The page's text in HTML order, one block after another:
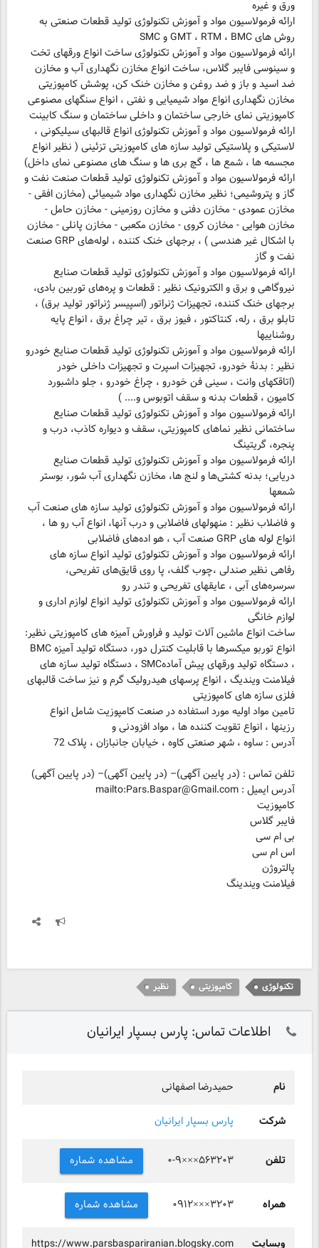
ارائه فرمولاسیون مواد و آموزش تکنولوژی تولید قطعات صنعتی به
ارائه فرمولاسیون مواد و آموزش تکنولوژی ساخت انواع ورقهای تخت
و سینوسی فایبر گلاس، ساخت انواع مخازن نگهداری آب و مخازن
ضد اسید و باز و ضد روغن و مخازن خنک کن، پوشش كامپوزیتی
مخازن نگهداری انواع مواد شیمیایی و نفتی ، انواع سنگهای مصنوعی
ارائه فرمولاسیون مواد و آموزش تکنولوژی انواع قالبهای سیلیکونی ،
لاستیکی و پلاستیکی تولید سازه های کامپوزیتی تزئینی ( نظیر انواع
ارائه فرمولاسیون مواد و آموزش تکنولوژی تولید قطعات صنعت نفت و
گاز و پتروشیمی؛ نظیر مخازن نگهداری مواد شیمیائی (مخازن افقی -
مخازن عمودی - مخازن دفنی و مخازن روزمینی - مخازن حامل -
مخازن هوایی - مخازن كروی - مخازن مكعبی - مخازن پانلی - مخازن
با اشکال غیر هندسی ) ، برجهای خنک کننده ، لوله‌های GRP صنعت
ارائه فرمولاسیون مواد و آموزش تکنولوژی تولید قطعات صنایع
نیروگاهی و برق و الکترونیک نظیر : قطعات و پره‌های توربین بادی،
برجهای خنک کننده، تجهیزات ژنراتور (اسپیسر ژنراتور تولید برق) ،
تابلو برق ، رله، کنتاکتور ، فیوز برق ، تیر چراغ برق ، انواع پایه
ارائه فرمولاسیون مواد و آموزش تکنولوژی تولید قطعات صنایع خودرو
نظیر : بدنۀ خودرو، تجهیزات اسپرت و تجهیزات داخلی خودر
(اتاقکهای وانت ، سینی فن خودرو ، چراغ خودرو ، جلو داشبورد
ارائه فرمولاسیون مواد و آموزش تکنولوژی تولید قطعات صنایع
ساختمانی نظیر نماهای کامپوزیتی، سقف و دیواره کاذب، درب و
ارائه فرمولاسیون مواد و آموزش تکنولوژی تولید قطعات صنایع
دریایی؛ بدنه کشتی‌ها و لنج ها، مخازن نگهداری آب شور، بوستر
ارائه فرمولاسیون مواد و آموزش تکنولوژی تولید سازه های صنعت آب
و فاضلاب نظیر : منهولهای فاضلابی و درب آنها، انواع آب رو ها ،
ارائه فرمولاسیون مواد و آموزش تکنولوژی تولید انواع سازه های
رفاهی نظیر صندلی ،چوب گلف، پا روی قایق‌های تفریحی،
ارائه فرمولاسیون مواد و آموزش تکنولوژی تولید انواع لوازم اداری و
ساخت انواع ماشین آلات تولید و فراورش آمیزه های کامپوزیتی نظیر:
انواع توربو میکسرها با قابلیت کنترل دور، دستگاه تولید آمیزه BMC
، دستگاه تولید ورقهای پیش آمادهSMC ، دستگاه تولید سازه های
فیلامنت ویندیگ ، انواع پرسهای هیدرولیک گرم و نیز ساخت قالبهای
تامین مواد اولیه مورد استفاده در صنعت کامپوزیت شامل انواع
رزینها ، انواع تقویت کننده ها ، مواد افزودنی و
آدرس : ساوه ، شهر صنعتی کاوه ، خیابان جانبازان ، پلاک 72
فیلامنت ویندینگ
تکنولوژی کامپوزیتی نظیر
اطلاعات تماس: پارس بسپار ایرانیان
نام حمیدرضا اصفهانی
شرکت پارس بسپار ایرانیان
تلفن ۰-۹×××۵۶۳۲۰۳ مشاهده شماره
همراه ۰۹۱۲×××۳۲۰۳ مشاهده شماره
وبسایت https://www.parsbaspariranian.blogsky.com